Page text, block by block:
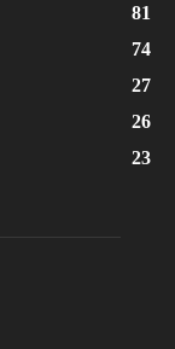
81
74
27
26
23